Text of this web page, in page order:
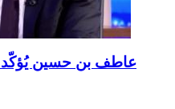
عاطف بن حسين